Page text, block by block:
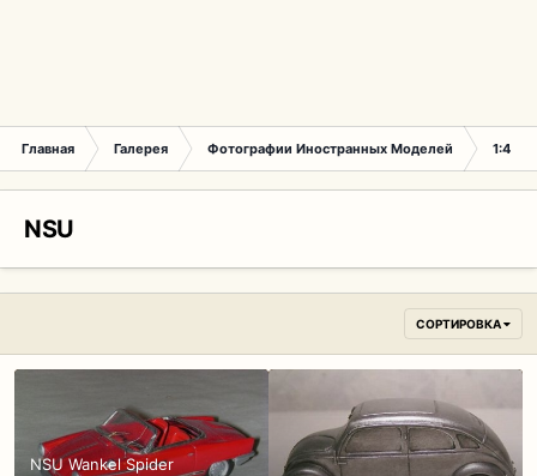
Главная Галерея Фотографии Иностранных Моделей 1:43
NSU
СОРТИРОВКА
NSU Wankel Spider